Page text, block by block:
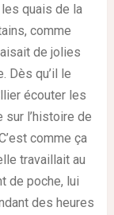
quais de la
comme
de jolies
Dès qu’il le
écouter les
l’histoire de
comme ça
travaillait au
de poche, lui
des heures